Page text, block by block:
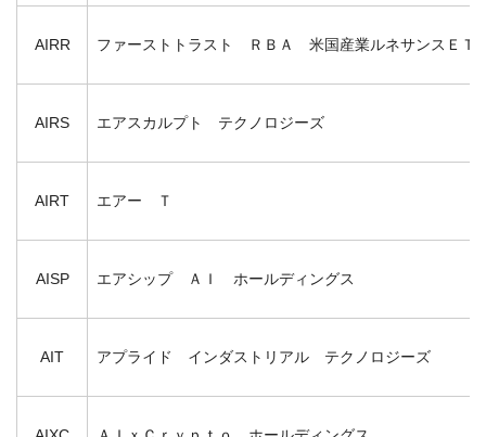
AIRR ファーストトラスト ＲＢＡ 米国産業ルネサンスＥＴ
AIRS エアスカルプト テクノロジーズ
AIRT エアー Ｔ
AISP エアシップ ＡＩ ホールディングス
AIT アプライド インダストリアル テクノロジーズ